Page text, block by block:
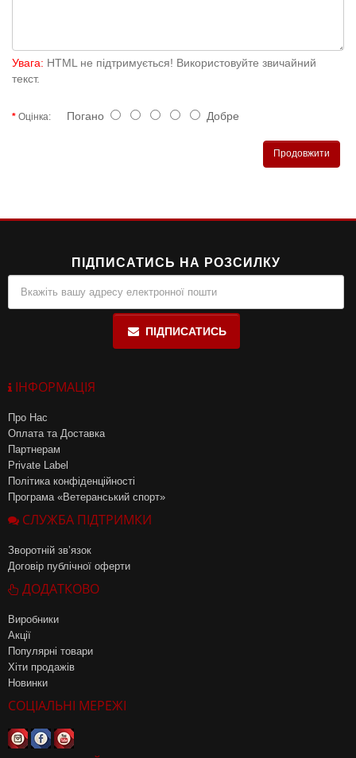
Увага: HTML не підтримується! Використовуйте звичайний
текст.
Оцінка: Погано Добре
Продовжити
ПІДПИСАТИСЬ НА РОЗСИЛКУ
ПІДПИСАТИСЬ
ІНФОРМАЦІЯ
Про Нас
Оплата та Доставка
Партнерам
Private Label
Політика конфіденційності
Програма «Ветеранський спорт»
СЛУЖБА ПІДТРИМКИ
Зворотній зв’язок
Договір публічної оферти
ДОДАТКОВО
Виробники
Акції
Популярні товари
Хіти продажів
Новинки
СОЦІАЛЬНІ МЕРЕЖІ